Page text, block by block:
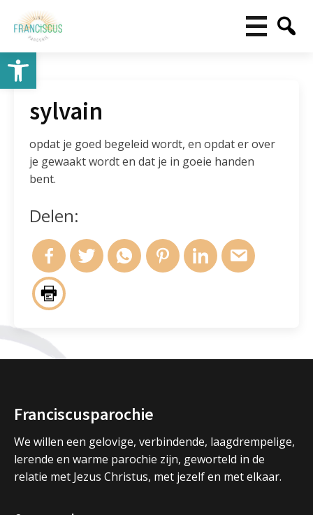
Toolbar openen
sylvain
opdat je goed begeleid wordt, en opdat er over
je gewaakt wordt en dat je in goeie handen
bent.
Delen:
Franciscusparochie
We willen een gelovige, verbindende, laagdrempelige,
lerende en warme parochie zijn, geworteld in de
relatie met Jezus Christus, met jezelf en met elkaar.